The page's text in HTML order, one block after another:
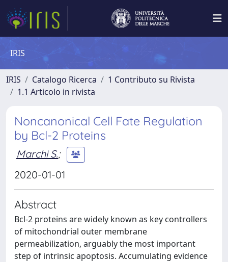
IRIS
IRIS Catalogo Ricerca
1 Contributo su Rivista
1.1 Articolo in rivista
Noncanonical Cell Fate Regulation
by Bcl-2 Proteins
Marchi S.;
2020-01-01
Abstract
Bcl-2 proteins are widely known as key controllers
of mitochondrial outer membrane
permeabilization, arguably the most important
step of intrinsic apoptosis. Accumulating evidence